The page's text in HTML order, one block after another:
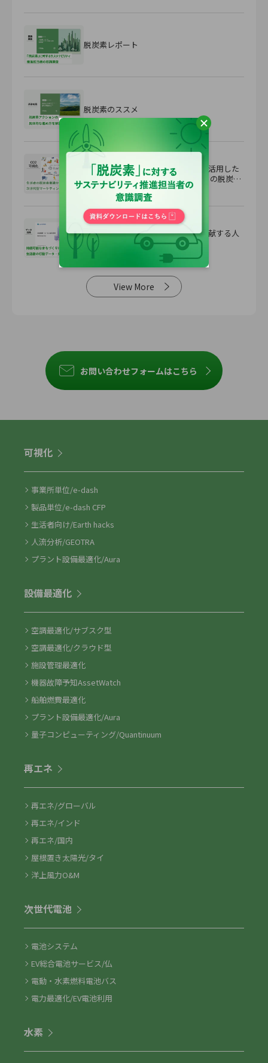
脱炭素レポート
脱炭素のススメ
生活者向け脱炭素ソリューションを活用した
次世代型マーケティング戦略 ～守りの脱炭素
から『攻め』の脱炭素へ～
GEOTRA 持続可能なまちづくりに貢献する人
流データ分析
View More
お問い合わせフォームはこちら
可視化
事業所単位/e-dash
製品単位/e-dash CFP
生活者向け/Earth hacks
人流分析/GEOTRA
プラント設備最適化/Aura
設備最適化
空調最適化/サブスク型
空調最適化/クラウド型
施設管理最適化
機器故障予知AssetWatch
船舶燃費最適化
プラント設備最適化/Aura
量子コンピューティング/Quantinuum
再エネ
再エネ/グローバル
再エネ/インド
再エネ/国内
屋根置き太陽光/タイ
洋上風力O&M
次世代電池
電池システム
EV総合電池サービス/仏
電動・水素燃料電池バス
電力最適化/EV電池利用
水素